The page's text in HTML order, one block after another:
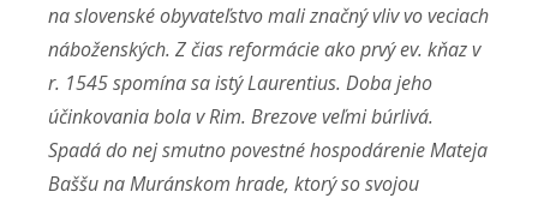
na slovenské obyvateľstvo mali značný vliv vo veciach
náboženských. Z čias reformácie ako prvý ev. kňaz v
r. 1545 spomína sa istý Laurentius. Doba jeho
účinkovania bola v Rim. Brezove veľmi búrlivá.
Spadá do nej smutno povestné hospodárenie Mateja
Baššu na Muránskom hrade, ktorý so svojou